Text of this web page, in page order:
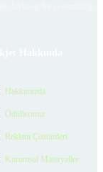
Hakkımızda
Ödüllerimiz
Reklam Çözümleri
Kurumsal Materyaller